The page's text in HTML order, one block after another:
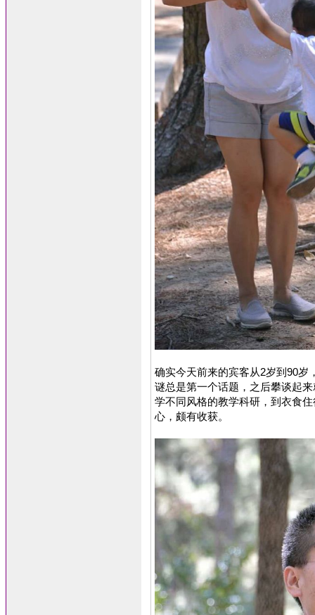
确实今天前来的宾客从2岁到90岁
谜总是第一个话题，之后攀谈起
学不同风格的教学科研，到衣食
心，颇有收获。